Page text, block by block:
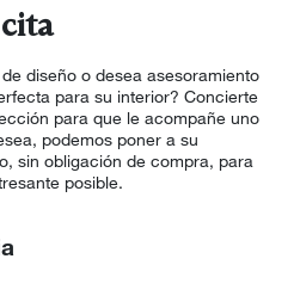
diseño o desea asesoramiento
para su interior? Concierte
para que le acompañe uno
podemos poner a su
sin obligación de compra, para
posible.